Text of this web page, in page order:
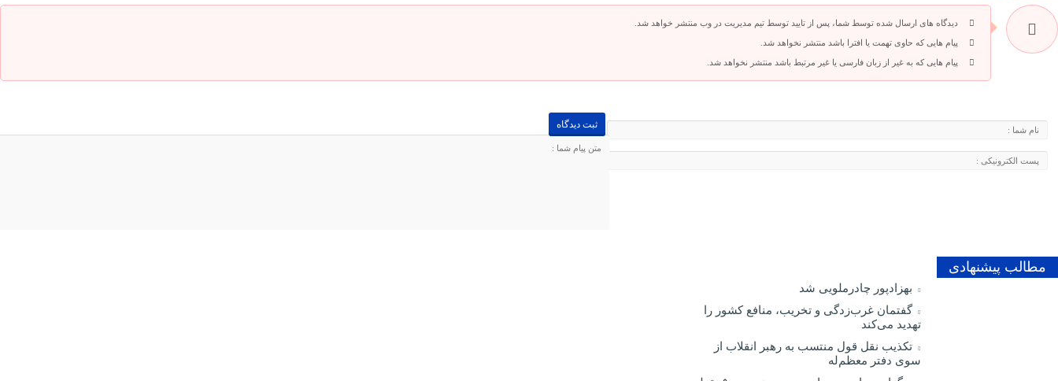
دیدگاه های ارسال شده توسط شما، پس از تایید توسط تیم مدیریت در وب منتشر خواهد شد.
پیام هایی که حاوی تهمت یا افترا باشد منتشر نخواهد شد.
پیام هایی که به غیر از زبان فارسی یا غیر مرتبط باشد منتشر نخواهد شد.
مطالب پیشنهادی
بهزادپور چادرملویی شد
گفتمان غرب‌زدگی و تخریب، منافع کشور را
تهدید می‌کند
تکذیب نقل قول منتسب به رهبر انقلاب از
سوی دفتر معظم‌له